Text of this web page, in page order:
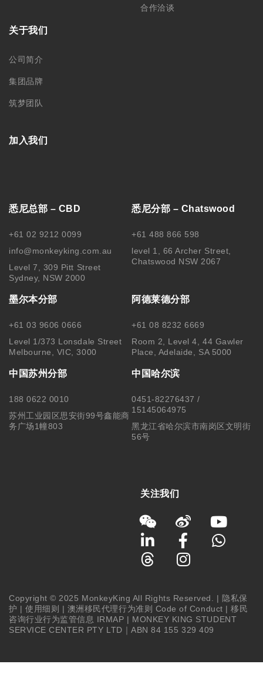
合作洽谈
关于我们
公司简介
集团品牌
筑梦团队
加入我们
悉尼总部 – CBD
+61 02 9212 0099
info@monkeyking.com.au
Level 7, 309 Pitt Street
Sydney, NSW 2000
悉尼分部 – Chatswood
+61 488 866 598
level 1, 66 Archer Street,
Chatswood NSW 2067
墨尔本分部
+61 03 9606 0666
Level 1/373 Lonsdale Street
Melbourne, VIC, 3000
阿德莱德分部
+61 08 8232 6669
Room 2, Level 4, 44 Gawler
Place, Adelaide, SA 5000
中国苏州分部
188 0622 0010
苏州工业园区思安街99号鑫能商
务广场1幢803
中国哈尔滨
0451-82276437 /
15145064975
黑龙江省哈尔滨市南岗区文明街
56号
关注我们
Copyright © 2025 MonkeyKing All Rights Reserved. | 隐私保
护 |使用细则 | 澳洲移民代理行为准则 Code of Conduct |移民
咨询行业行为监管信息 IRMAP | MONKEY KING STUDENT
SERVICE CENTER PTY LTD｜ABN 84 155 329 409